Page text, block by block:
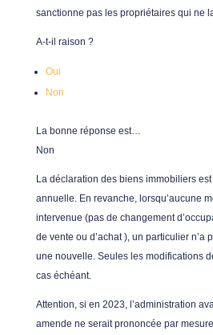
sanctionne pas les propriétaires qui ne
A-t-il raison ?
Oui
Non
La bonne réponse est…
Non
La déclaration des biens immobiliers
annuelle. En revanche, lorsqu’aucune
intervenue (pas de changement
de vente ou d’achat ), un particulier n’a
une nouvelle. Seules les modifications
cas échéant.
Attention, si en 2023, l’administration
amende ne serait prononcée par